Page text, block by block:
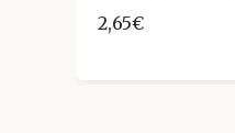
2,65€